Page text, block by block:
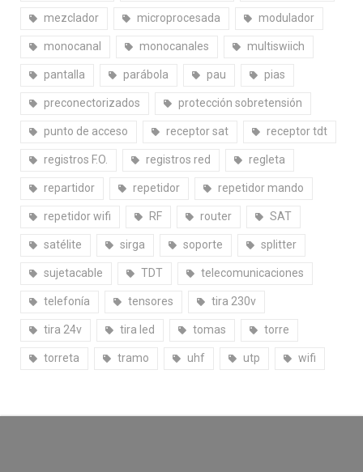
mezclador microprocesada modulador
monocanal monocanales multiswiich
pantalla parábola pau pias
preconectorizados protección sobretensión
punto de acceso receptor sat receptor tdt
registros F.O. registros red regleta
repartidor repetidor repetidor mando
repetidor wifi RF router SAT
satélite sirga soporte splitter
sujetacable TDT telecomunicaciones
telefonía tensores tira 230v
tira 24v tira led tomas torre
torreta tramo uhf utp wifi